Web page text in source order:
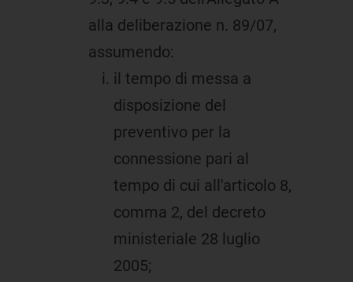
alla deliberazione n. 89/07,
assumendo:
il tempo di messa a
disposizione del
preventivo per la
connessione pari al
tempo di cui all'articolo 8,
comma 2, del decreto
ministeriale 28 luglio
2005;